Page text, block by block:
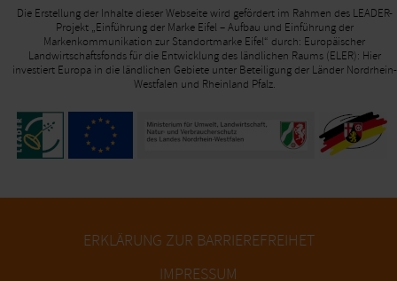
Die Erstellung der Inhalte dieser Webseite wird gefördert im Rahmen des LEADER-
Projekt „Einführung der Marke Eifel – Aufbau und Einführung der
Markenkommunikation zur Standortmarke Eifel“ durch: Europäischer
Landwirtschaftsfonds für die Entwicklung des ländlichen Raums (ELER): Hier
investiert Europa in die ländlichen Gebiete unter Beteiligung der Länder Nordrhein-
Westfalen und Rheinland Pfalz.
ERKLÄRUNG ZUR BARRIEREFREIHET
IMPRESSUM